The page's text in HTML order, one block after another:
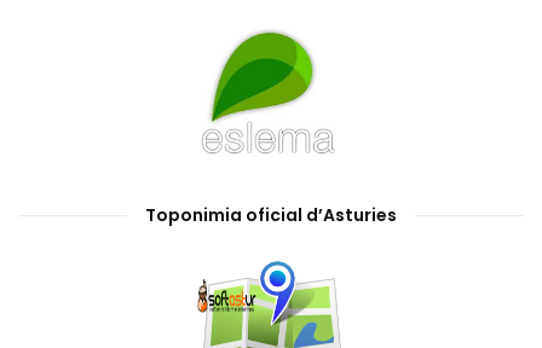
Toponimia oficial d’Asturies